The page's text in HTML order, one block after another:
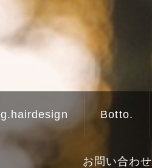
g.hairdesign Botto.
お問い合わせ